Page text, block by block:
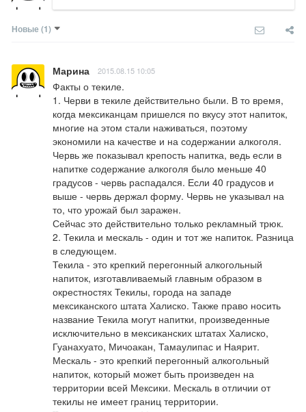
Новые (1)
Марина 2015.08.15 10:05
Факты о текиле.
1. Черви в текиле действительно были. В то время,
когда мексиканцам пришелся по вкусу этот напиток,
многие на этом стали наживаться, поэтому
экономили на качестве и на содержании алкоголя.
Червь же показывал крепость напитка, ведь если в
напитке содержание алкоголя было меньше 40
градусов - червь распадался. Если 40 градусов и
выше - червь держал форму. Червь не указывал на
то, что урожай был заражен.
Сейчас это действительно только рекламный трюк.
2. Текила и мескаль - один и тот же напиток. Разница
в следующем.
Текила - это крепкий перегонный алкогольный
напиток, изготавливаемый главным образом в
окрестностях Текилы, города на западе
мексиканского штата Халиско. Также право носить
название Текила могут напитки, произведенные
исключительно в мексиканских штатах Халиско,
Гуанахуато, Мичоакан, Тамаулипас и Наярит.
Мескаль - это крепкий перегонный алкогольный
напиток, который может быть произведен на
территории всей Мексики. Мескаль в отличии от
текилы не имеет границ территории.